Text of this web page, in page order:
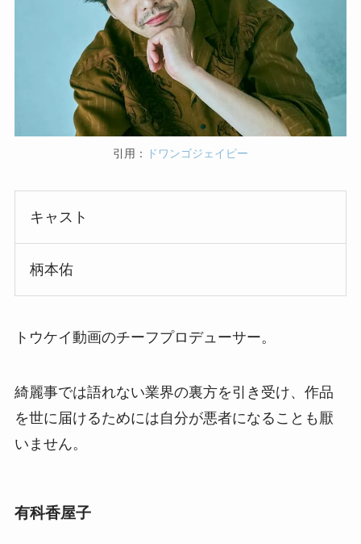
引用： ドワンゴジェイピー
キャスト
柄本佑
トウケイ動画のチーフプロデューサー。
綺麗事では語れない業界の裏方を引き受け、作品
を世に届けるためには自分が悪者になることも厭
いません。
有科香屋子